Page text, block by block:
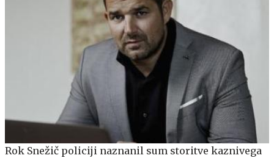
Rok Snežič policiji naznanil sum storitve kaznivega